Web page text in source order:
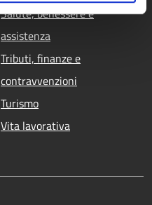
Salute, benessere e
assistenza
Tributi, finanze e
contravvenzioni
Turismo
Vita lavorativa